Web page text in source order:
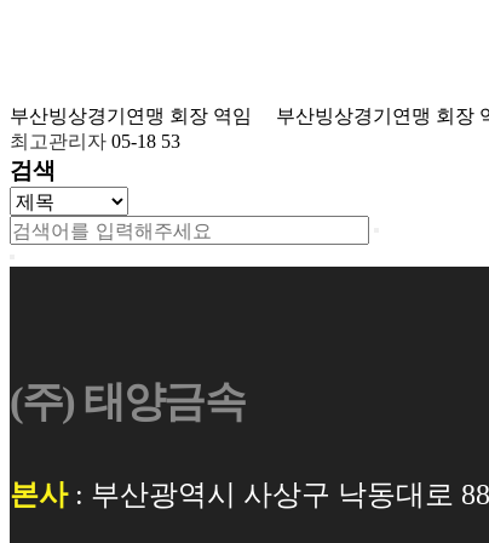
부산빙상경기연맹 회장 역임
부산빙상경기연맹 회장
최고관리자 05-18 53
검색
(주) 태양금속
본사: 부산광역시 사상구 낙동대로